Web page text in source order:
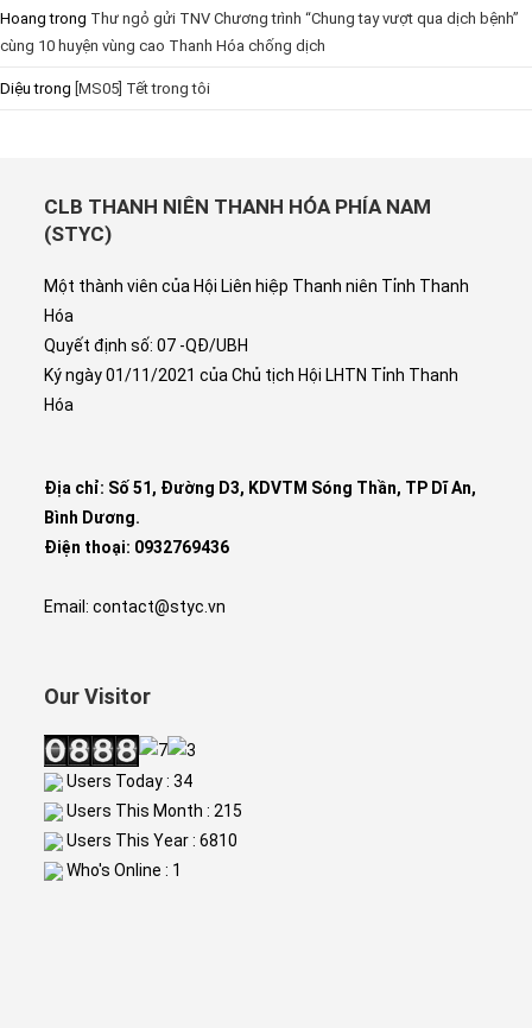
Hoang trong Thư ngỏ gửi TNV Chương trình “Chung tay vượt qua dịch bệnh”
cùng 10 huyện vùng cao Thanh Hóa chống dịch
Diệu trong [MS05] Tết trong tôi
CLB THANH NIÊN THANH HÓA PHÍA NAM
(STYC)
Một thành viên của Hội Liên hiệp Thanh niên Tỉnh Thanh
Hóa
Quyết định số: 07 -QĐ/UBH
Ký ngày 01/11/2021 của Chủ tịch Hội LHTN Tỉnh Thanh
Hóa
Địa chỉ: Số 51, Đường D3, KDVTM Sóng Thần, TP Dĩ An,
Bình Dương.
Điện thoại: 0932769436
Email: contact@styc.vn
Our Visitor
Users Today : 34
Users This Month : 215
Users This Year : 6810
Who's Online : 1